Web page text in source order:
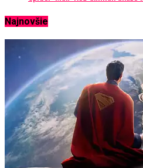
Najnovšie